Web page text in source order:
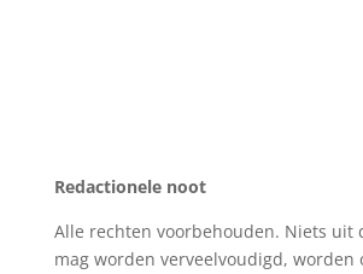
Redactionele noot
Alle rechten voorbehouden. Niets uit
mag worden verveelvoudigd, worden